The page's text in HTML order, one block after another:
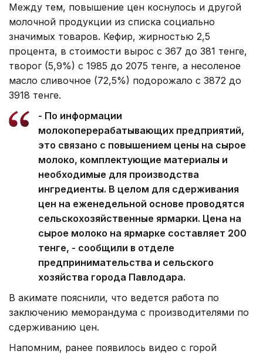
Между тем, повышение цен коснулось и другой
молочной продукции из списка социально
значимых товаров. Кефир, жирностью 2,5
процента, в стоимости вырос с 367 до 381 тенге,
творог (5,9%) с 1985 до 2075 тенге, а несоленое
масло сливочное (72,5%) подорожало с 3872 до
3918 тенге.
- По информации
молокоперерабатывающих предприятий,
это связано с повышением цены на сырое
молоко, комплектующие материалы и
необходимые для производства
ингредиенты. В целом для сдерживания
цен на еженедельной основе проводятся
сельскохозяйственные ярмарки. Цена на
сырое молоко на ярмарке составляет 200
тенге, - сообщили в отделе
предпринимательства и сельского
хозяйства города Павлодара.
В акимате пояснили, что ведется работа по
заключению меморандума с производителями по
сдерживанию цен.
Напомним, ранее появилось видео с горой